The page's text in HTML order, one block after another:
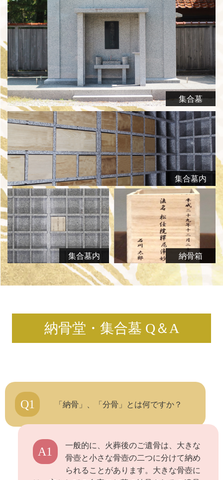
集合墓
集合墓内
集合墓内 納骨箱
納骨堂・集合墓 Q＆A
Q1 「納骨」、「分骨」とは何ですか？
A1
一般的に、火葬後のご遺骨は、大きな
骨壺と小さな骨壺の二つに分けて納め
られることがあります。大きな骨壺に